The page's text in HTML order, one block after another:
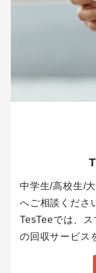
中学生/高校生/
へご相談くださ
TesTeeでは、
の回収サービス